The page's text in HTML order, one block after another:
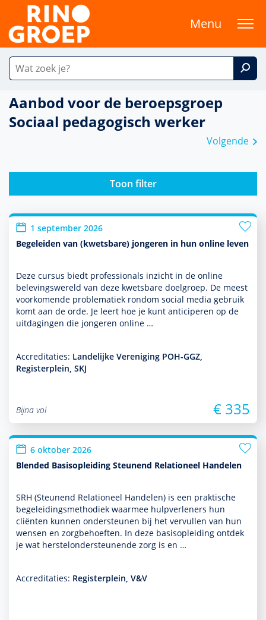
Menu
Aanbod voor de beroepsgroep
Sociaal pedagogisch werker
Volgende
Toon filter
1 september 2026
Begeleiden van (kwetsbare) jongeren in hun online leven
Deze cursus biedt professionals inzicht in de online
belevingswereld van deze kwetsbare doel­groep. De meest
voor­komende proble­ma­tiek ron­dom social media gebruik
komt aan de orde. Je leert hoe je kunt anticiperen op de
uitdagingen die jongeren online …
Accreditaties: Landelijke Vereniging POH-GGZ,
Registerplein, SKJ
Bijna vol € 335
6 oktober 2026
Blended Basisopleiding Steunend Relationeel Handelen
SRH (Steunend Relationeel Han­delen) is een prak­tische
bege­lei­dingsmetho­diek waarmee hulp­ver­le­ners hun
cliënten kunnen onder­steunen bij het vervullen van hun
wensen en zorg­behoef­ten. In deze basis­opleiding ontdek
je wat herstelonder­steunende zorg is en …
Accreditaties: Registerplein, V&V